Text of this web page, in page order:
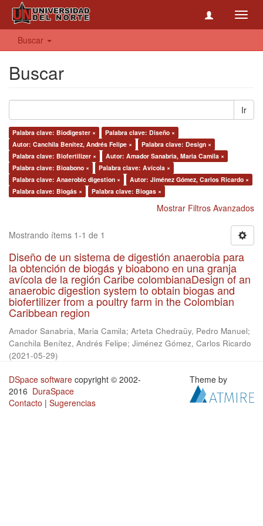
Buscar
Buscar
Ir
Palabra clave: Biodigester ×
Palabra clave: Diseño ×
Autor: Canchila Benítez, Andrés Felipe ×
Palabra clave: Design ×
Palabra clave: Biofertilizer ×
Autor: Amador Sanabria, Maria Camila ×
Palabra clave: Bioabono ×
Palabra clave: Avícola ×
Palabra clave: Anaerobic digestion ×
Autor: Jiménez Gómez, Carlos Ricardo ×
Palabra clave: Biogás ×
Palabra clave: Biogas ×
Mostrar Filtros Avanzados
Mostrando ítems 1-1 de 1
Diseño de un sistema de digestión anaerobia para
la obtención de biogás y bioabono en una granja
avícola de la región Caribe colombianaDesign of an
anaerobic digestion system to obtain biogas and
biofertilizer from a poultry farm in the Colombian
Caribbean region
Amador Sanabria, Maria Camila; Arteta Chedraüy, Pedro Manuel;
Canchila Benítez, Andrés Felipe; Jiménez Gómez, Carlos Ricardo
(2021-05-29)
DSpace software copyright © 2002-
2016 DuraSpace
Contacto | Sugerencias
Theme by